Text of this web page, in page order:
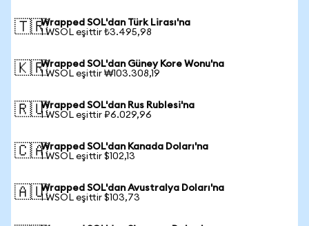
🇹🇷Wrapped SOL'dan Türk Lirası'na
1 WSOL eşittir ₺3.495,98
🇰🇷Wrapped SOL'dan Güney Kore Wonu'na
1 WSOL eşittir ₩103.308,19
🇷🇺Wrapped SOL'dan Rus Rublesi'na
1 WSOL eşittir ₽6.029,96
🇨🇦Wrapped SOL'dan Kanada Doları'na
1 WSOL eşittir $102,13
🇦🇺Wrapped SOL'dan Avustralya Doları'na
1 WSOL eşittir $103,73